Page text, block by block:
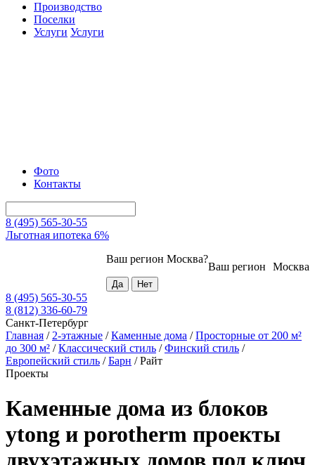
Производство
Поселки
Услуги Услуги
Фото
Контакты
8 (495) 565-30-55
Льготная ипотека 6%
Москва
Ваш регион
Ваш регион Москва?
8 (495) 565-30-55
8 (812) 336-60-79
Санкт-Петербург
Главная / 2-этажные /Каменные дома /Просторные от 200 м²
до 300 м² /Классический стиль /Финский стиль /
Европейский стиль /Барн /Райт
Проекты
Каменные дома из блоков
ytong и porotherm проекты
двухэтажных домов под ключ